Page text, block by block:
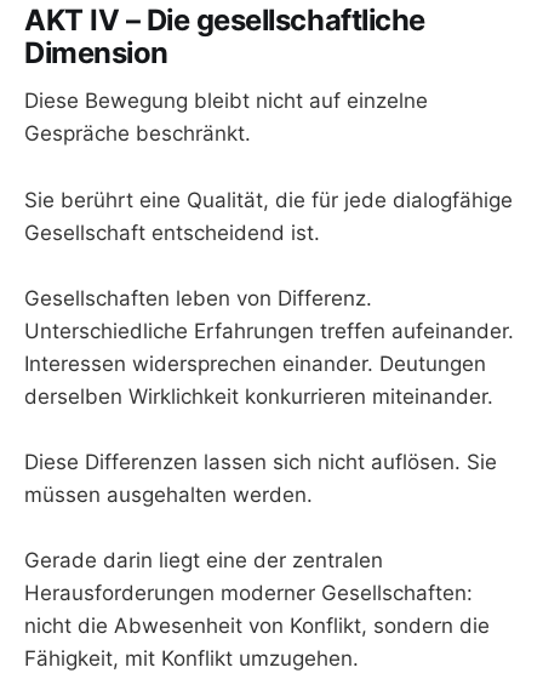
AKT IV – Die gesellschaftliche
Dimension
Diese Bewegung bleibt nicht auf einzelne
Gespräche beschränkt.
Sie berührt eine Qualität, die für jede dialogfähige
Gesellschaft entscheidend ist.
Gesellschaften leben von Differenz.
Unterschiedliche Erfahrungen treffen aufeinander.
Interessen widersprechen einander. Deutungen
derselben Wirklichkeit konkurrieren miteinander.
Diese Differenzen lassen sich nicht auflösen. Sie
müssen ausgehalten werden.
Gerade darin liegt eine der zentralen
Herausforderungen moderner Gesellschaften:
nicht die Abwesenheit von Konflikt, sondern die
Fähigkeit, mit Konflikt umzugehen.